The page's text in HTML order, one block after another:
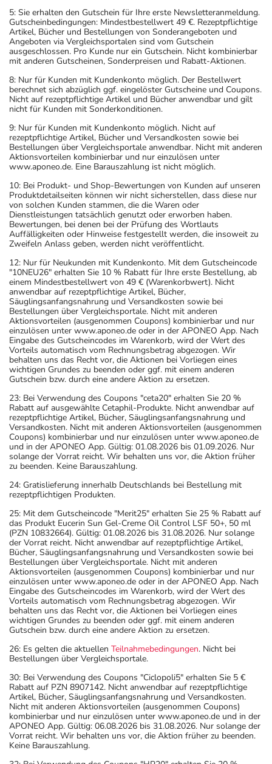
Einnahme vergessen?
Setzen Sie die Einnahme zum nächsten vorgeschriebenen
Zeitpunkt ganz normal (also nicht mit der doppelten
Menge) fort.
Generell gilt: Achten Sie vor allem bei Säuglingen,
gewissenhafte Dosierung. Im Zweifelsfalle fragen Sie
Ihren Arzt oder Apotheker nach etwaigen Auswirkungen
oder Vorsichtsmaßnahmen.
Eine vom Arzt verordnete Dosierung kann von den
Angaben der Packungsbeilage abweichen. Da der Arzt sie
individuell abstimmt, sollten Sie das Arzneimittel daher
nach seinen Anweisungen anwenden.
Aufbewahrung
Aufbewahrung
Das Arzneimittel muss vor Feuchtigkeit geschützt (z.B. im
fest verschlossenen Behältnis) aufbewahrt werden.
Wichtige Hinweise
Was sollten Sie beachten?
- Vorsicht: Das Reaktionsvermögen kann auch bei
bestimmungsgemäßem Gebrauch beeinträchtigt sein.
Achten Sie vor allem darauf, wenn Sie am Straßenverkehr
teilnehmen oder Maschinen (auch im Haushalt) bedienen,
mit denen Sie sich verletzen können.
- Der Urin kann verfärbt werden.
- Bei Frauen im gebärfähigen Alter sind während und
unter Umständen auch eine Zeit lang nach der Therapie
wirksame Verhütungsmethoden erforderlich. Sprechen
Sie hierzu Ihren Arzt oder Apotheker an.
- Das Blutbild muss während der gesamten Behandlung
und ggf. nach Beendigung der Behandlung überwacht
werden.
- Während der Behandlung sind geeignete
schwangerschaftsverhütende Maßnahmen durchzuführen.
- Vorsicht bei Allergie gegen Bindemittel (z.B.
Carboxymethylcellulose mit der E-Nummer E 466)!
- Vorsicht bei Alpha-Gal-Allergie (Allergie gegen rotes
Fleisch)!
- Vorsicht bei Allergie gegen Propylenglykol und ähnliche
Stoffe!
- Es kann Arzneimittel geben, mit denen
Wechselwirkungen auftreten. Sie sollten deswegen
generell vor der Behandlung mit einem neuen
Arzneimittel jedes andere, das Sie bereits anwenden,
dem Arzt oder Apotheker angeben. Das gilt auch für
Arzneimittel, die Sie selbst kaufen, nur gelegentlich
5: Sie erhalten den Gutschein für Ihre erste Newsletteranmeldung.
Gutscheinbedingungen: Mindestbestellwert 49 €. Rezeptpflichtige
Artikel, Bücher und Bestellungen von Sonderangeboten und
Angeboten via Vergleichsportalen sind vom Gutschein
ausgeschlossen. Pro Kunde nur ein Gutschein. Nicht kombinierbar
mit anderen Gutscheinen, Sonderpreisen und Rabatt-Aktionen.
8: Nur für Kunden mit Kundenkonto möglich. Der Bestellwert
berechnet sich abzüglich ggf. eingelöster Gutscheine und Coupons.
Nicht auf rezeptpflichtige Artikel und Bücher anwendbar und gilt
nicht für Kunden mit Sonderkonditionen.
9: Nur für Kunden mit Kundenkonto möglich. Nicht auf
rezeptpflichtige Artikel, Bücher und Versandkosten sowie bei
Bestellungen über Vergleichsportale anwendbar. Nicht mit anderen
Aktionsvorteilen kombinierbar und nur einzulösen unter
www.aponeo.de. Eine Barauszahlung ist nicht möglich.
10: Bei Produkt- und Shop-Bewertungen von Kunden auf unseren
Produktdetailseiten können wir nicht sicherstellen, dass diese nur
von solchen Kunden stammen, die die Waren oder
Dienstleistungen tatsächlich genutzt oder erworben haben.
Bewertungen, bei denen bei der Prüfung des Wortlauts
Auffälligkeiten oder Hinweise festgestellt werden, die insoweit zu
Zweifeln Anlass geben, werden nicht veröffentlicht.
12: Nur für Neukunden mit Kundenkonto. Mit dem Gutscheincode
"10NEU26" erhalten Sie 10 % Rabatt für Ihre erste Bestellung, ab
einem Mindestbestellwert von 49 € (Warenkorbwert). Nicht
anwendbar auf rezeptpflichtige Artikel, Bücher,
Säuglingsanfangsnahrung und Versandkosten sowie bei
Bestellungen über Vergleichsportale. Nicht mit anderen
Aktionsvorteilen (ausgenommen Coupons) kombinierbar und nur
einzulösen unter www.aponeo.de oder in der APONEO App. Nach
Eingabe des Gutscheincodes im Warenkorb, wird der Wert des
Vorteils automatisch vom Rechnungsbetrag abgezogen. Wir
behalten uns das Recht vor, die Aktionen bei Vorliegen eines
wichtigen Grundes zu beenden oder ggf. mit einem anderen
Gutschein bzw. durch eine andere Aktion zu ersetzen.
23: Bei Verwendung des Coupons "ceta20" erhalten Sie 20 %
Rabatt auf ausgewählte Cetaphil-Produkte. Nicht anwendbar auf
rezeptpflichtige Artikel, Bücher, Säuglingsanfangsnahrung und
Versandkosten. Nicht mit anderen Aktionsvorteilen (ausgenommen
Coupons) kombinierbar und nur einzulösen unter www.aponeo.de
und in der APONEO App. Gültig: 01.08.2026 bis 01.09.2026. Nur
solange der Vorrat reicht. Wir behalten uns vor, die Aktion früher
zu beenden. Keine Barauszahlung.
24: Gratislieferung innerhalb Deutschlands bei Bestellung mit
rezeptpflichtigen Produkten.
25: Mit dem Gutscheincode "Merit25" erhalten Sie 25 % Rabatt auf
das Produkt Eucerin Sun Gel-Creme Oil Control LSF 50+, 50 ml
(PZN 10832664). Gültig: 01.08.2026 bis 31.08.2026. Nur solange
der Vorrat reicht. Nicht anwendbar auf rezeptpflichtige Artikel,
Bücher, Säuglingsanfangsnahrung und Versandkosten sowie bei
Bestellungen über Vergleichsportale. Nicht mit anderen
Aktionsvorteilen (ausgenommen Coupons) kombinierbar und nur
einzulösen unter www.aponeo.de oder in der APONEO App. Nach
Eingabe des Gutscheincodes im Warenkorb, wird der Wert des
Vorteils automatisch vom Rechnungsbetrag abgezogen. Wir
behalten uns das Recht vor, die Aktionen bei Vorliegen eines
wichtigen Grundes zu beenden oder ggf. mit einem anderen
Gutschein bzw. durch eine andere Aktion zu ersetzen.
26: Es gelten die aktuellen Teilnahmebedingungen. Nicht bei
Bestellungen über Vergleichsportale.
30: Bei Verwendung des Coupons "Ciclopoli5" erhalten Sie 5 €
Rabatt auf PZN 8907142. Nicht anwendbar auf rezeptpflichtige
Artikel, Bücher, Säuglingsanfangsnahrung und Versandkosten.
Nicht mit anderen Aktionsvorteilen (ausgenommen Coupons)
kombinierbar und nur einzulösen unter www.aponeo.de und in der
APONEO App. Gültig: 06.08.2026 bis 31.08.2026. Nur solange der
Vorrat reicht. Wir behalten uns vor, die Aktion früher zu beenden.
Keine Barauszahlung.